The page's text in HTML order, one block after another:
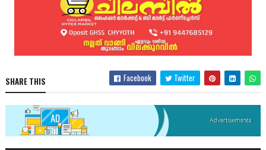
SHARE THIS Facebook Twitter